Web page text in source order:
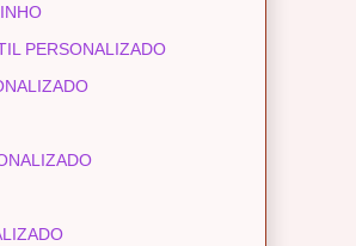
PERSONALIZADO